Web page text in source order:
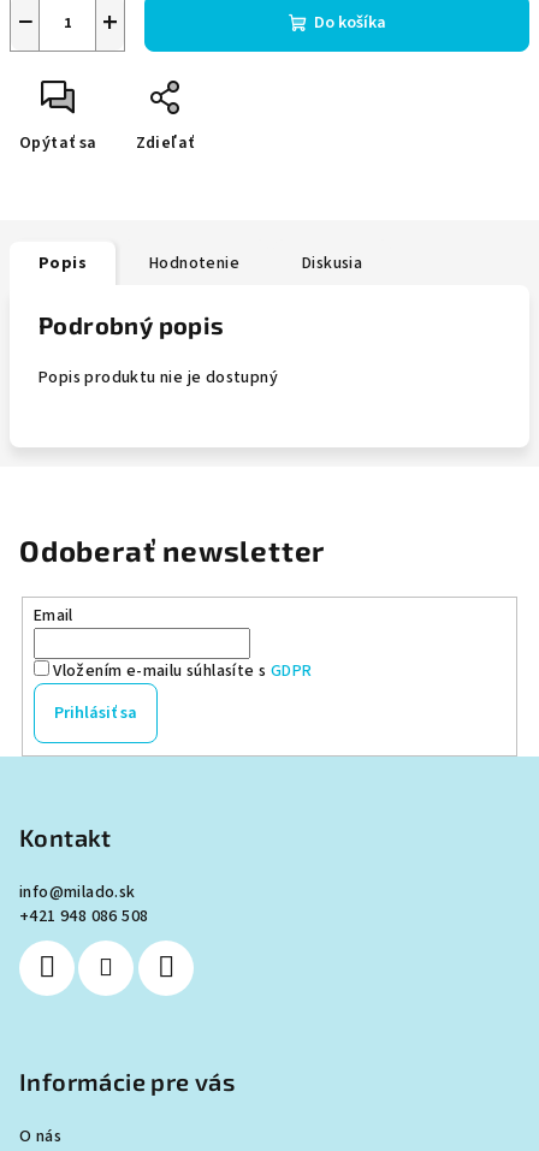
+
− Do košíka
Opýtať sa Zdieľať
Popis Hodnotenie Diskusia
Podrobný popis
Popis produktu nie je dostupný
Odoberať newsletter
Email
Vložením e-mailu súhlasíte s GDPR
Prihlásiť sa
Kontakt
info@milado.sk
+421 948 086 508
Informácie pre vás
O nás